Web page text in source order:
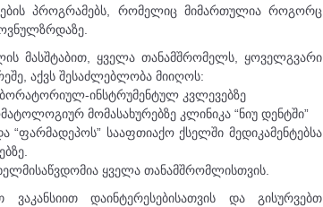
პროგრამებს, რომელიც მიმართულია როგორც
მასშტაბით, ყველა თანამშრომელს, ყოველგვარი
აქვს შესაძლებლობა მიიღოს:
ინსტრუმენტულ კვლევებზე
მომასახურებზე კლინიკა “ნიუ დენტში”
“ფარმადეპოს” სააფთიაქო ქსელში მედიკამენტებსა
ყველა თანამშრომლისთვის.
დაინტერესებისათვის და გისურვებთ